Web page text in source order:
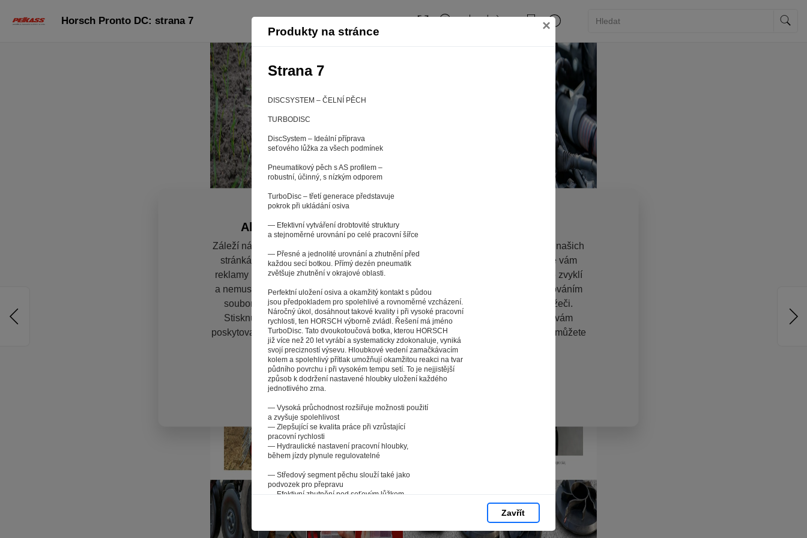
Produkty na stránce ×
Strana 7
DISCSYSTEM – ČELNÍ PĚCH
TURBODISC
DiscSystem – Ideální příprava
seťového lůžka za všech podmínek
Pneumatikový pěch s AS profilem –
robustní, účinný, s nízkým odporem
TurboDisc – třetí generace představuje
pokrok při ukládání osiva
― Efektivní vytváření drobtovité struktury
a stejnoměrné urovnání po celé pracovní šířce
― Přesné a jednolité urovnání a zhutnění před
každou secí botkou. Přímý dezén pneumatik
zvětšuje zhutnění v okrajové oblasti.
Perfektní uložení osiva a okamžitý kontakt s půdou
jsou předpokladem pro spolehlivé a rovnoměrné vzcházení.
Náročný úkol, dosáhnout takové kvality i při vysoké pracovní
rychlosti, ten HORSCH výborně zvládl. Řešení má jméno
TurboDisc. Tato dvoukotoučová botka, kterou HORSCH
již více než 20 let vyrábí a systematicky zdokonaluje, vyniká
svojí precizností výsevu. Hloubkové vedení zamačkávacím
kolem a spolehlivý přítlak umožňují okamžitou reakci na tvar
půdního povrchu i při vysokém tempu setí. To je nejjistější
způsob k dodržení nastavené hloubky uložení každého
jednotlivého zrna.
― Vysoká průchodnost rozšiřuje možnosti použití
a zvyšuje spolehlivost
― Zlepšující se kvalita práce při vzrůstající
pracovní rychlosti
― Hydraulické nastavení pracovní hloubky,
během jízdy plynule regulovatelné
― Středový segment pěchu slouží také jako
podvozek pro přepravu
― Efektivní zhutnění pod seťovým lůžkem
používat škrabky
Zavřít
Horsch Pronto DC: strana 7
Aby web fungoval tak, jak ho znáte (souhlas s cookies)
Záleží nám na tom, aby pro vás nakupování bylo co nejlepší zážitkem. Abyste na našich
stránkách rychle našli to, co hledáte, ušetřili spoustu klikání a nezobrazovaly se vám
reklamy na věci, které vás nezajímají. Abyste web viděli v zobrazení na které jste zvyklí
a nemuseli se pokaždé přihlašovat. Proto od vás potřebujeme souhlas se zpracováním
souborů cookies - malých souborů, které se dočasně ukládají ve vašem prohlížeči.
Stisknutím tlačítka „V pořádku“ souhlasíte s nastavením cookies tak, abychom vám
poskytovali smysluplné a užitečné služby na základě vašich údajů. Svůj souhlas můžete
kdykoli změnit na stránce zpracování osobních údajů.
Spravovat cookies